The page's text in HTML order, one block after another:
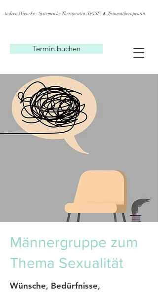
Andrea Wieneke - Systemische Therapeutin (DGSF) & Traumatherapeutin
Termin buchen
Männergruppe zum
Thema Sexualität
Wünsche, Bedürfnisse,